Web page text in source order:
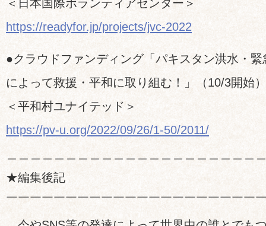
＜日本国際ボランティアセンター＞
https://readyfor.jp/projects/jvc-2022
●クラウドファンディング「パキスタン洪水・
によって救援・平和に取り組む！」（10/3開始）
＜平和村ユナイテッド＞
https://pv-u.org/2022/09/26/1-50/2011/
＿＿＿＿＿＿＿＿＿＿＿＿＿＿＿＿＿＿＿＿＿
★編集後記
￣￣￣￣￣￣￣￣￣￣￣￣￣￣￣￣￣￣￣￣￣